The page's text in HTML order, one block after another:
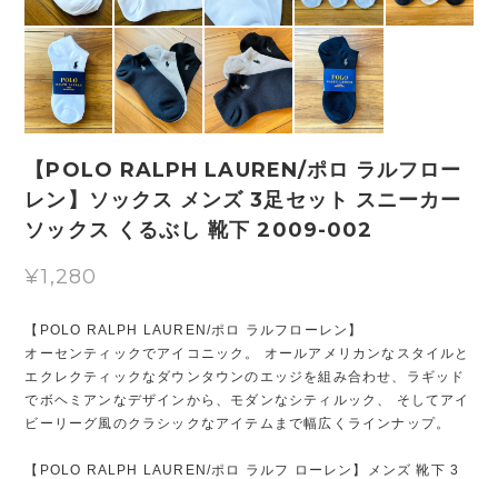
【POLO RALPH LAUREN/ポロ ラルフロー
レン】ソックス メンズ 3足セット スニーカー
ソックス くるぶし 靴下 2009-002
¥1,280
【POLO RALPH LAUREN/ポロ ラルフローレン】
オーセンティックでアイコニック。 オールアメリカンなスタイルと
エクレクティックなダウンタウンのエッジを組み合わせ、ラギッド
でボヘミアンなデザインから、モダンなシティルック、 そしてアイ
ビーリーグ風のクラシックなアイテムまで幅広くラインナップ。
【POLO RALPH LAUREN/ポロ ラルフ ローレン】メンズ 靴下 3